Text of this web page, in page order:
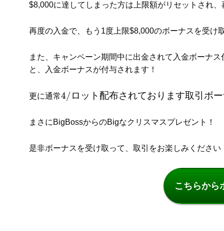
$8,000に達してしまった方は上限額がリセットされ
再度の入金で、もう1度上限$8,000のボーナスを受け
また、キャンペーン期間中に出金されて入金ボーナ
と、入金ボーナスが付与されます！
更に通常4/
ト配
布さ
おり
4/ロット配布されております取引ボー
まさにBigBossからのBigなクリスマスプレゼント！
是非ボーナスを受け取って、取引をお楽しみください
こちらから